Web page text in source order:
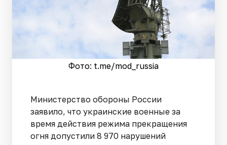
Фото: t.me/mod_russia
Министерство обороны России
заявило, что украинские военные за
время действия режима прекращения
огня допустили 8 970 нарушений